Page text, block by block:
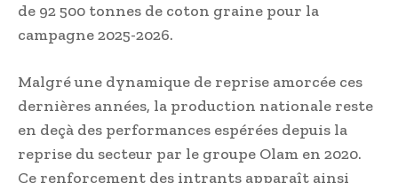
de 92 500 tonnes de coton graine pour la
campagne 2025-2026.
Malgré une dynamique de reprise amorcée ces
dernières années, la production nationale reste
en deçà des performances espérées depuis la
reprise du secteur par le groupe Olam en 2020.
Ce renforcement des intrants apparaît ainsi